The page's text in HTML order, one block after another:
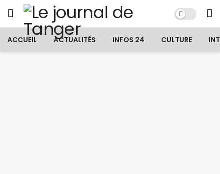
ACCUEIL ACTUALITÉS INFOS 24 CULTURE